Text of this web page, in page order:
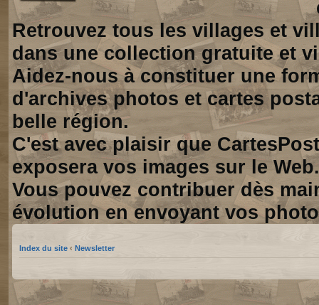
Retrouvez tous les villages et
dans une collection gratuite et
Aidez-nous à constituer une
d'archives photos et cartes
belle région.
C'est avec plaisir que
exposera vos images sur le Web.
Vous pouvez contribuer dès
évolution en envoyant vos
Index du site ‹ Newsletter